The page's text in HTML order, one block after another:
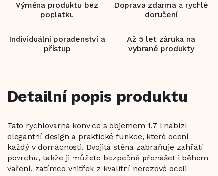
Výměna produktu bez
poplatku
Doprava zdarma a rychlé
doručení
Individuální poradenství a
přístup
Až 5 let záruka na
vybrané produkty
Detailní popis produktu
Tato rychlovarná konvice s objemem 1,7 l nabízí
elegantní design a praktické funkce, které ocení
každý v domácnosti. Dvojitá stěna zabraňuje zahřátí
povrchu, takže ji můžete bezpečně přenášet i během
vaření, zatímco vnitřek z kvalitní nerezové oceli